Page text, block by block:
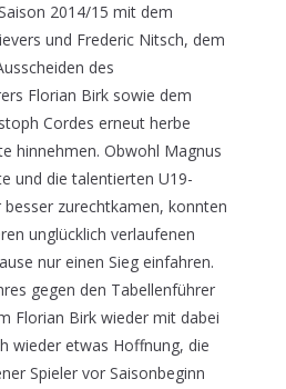
2014/15 mit dem
und Frederic Nitsch, dem
des
Florian Birk sowie dem
Cordes erneut herbe
hinnehmen. Obwohl Magnus
und die talentierten U19-
zurechtkamen, konnten
unglücklich verlaufenen
nur einen Sieg einfahren.
gegen den Tabellenführer
Florian Birk wieder mit dabei
wieder etwas Hoffnung, die
Spieler vor Saisonbeginn